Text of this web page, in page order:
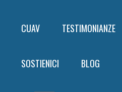
CUAV TESTIMONIANZE
SOSTIENICI BLOG